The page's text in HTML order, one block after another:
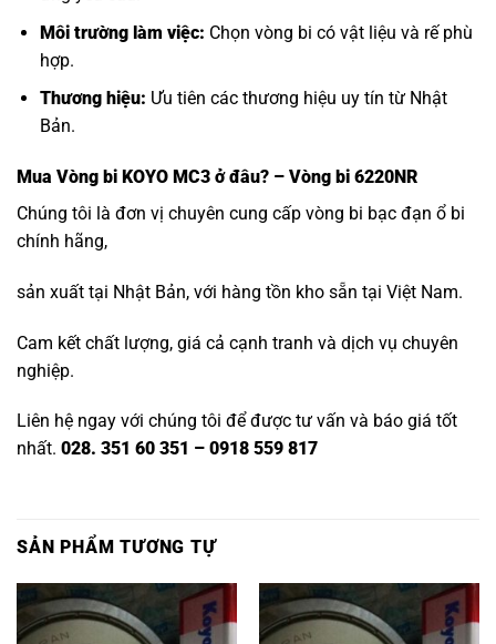
Môi trường làm việc: Chọn vòng bi có vật liệu và rế phù
hợp.
Thương hiệu: Ưu tiên các thương hiệu uy tín từ Nhật
Bản.
Mua Vòng bi KOYO MC3 ở đâu? – Vòng bi 6220NR
Chúng tôi là đơn vị chuyên cung cấp vòng bi bạc đạn ổ bi
chính hãng,
sản xuất tại Nhật Bản, với hàng tồn kho sẵn tại Việt Nam.
Cam kết chất lượng, giá cả cạnh tranh và dịch vụ chuyên
nghiệp.
Liên hệ ngay với chúng tôi để được tư vấn và báo giá tốt
nhất. 028. 351 60 351 – 0918 559 817
SẢN PHẨM TƯƠNG TỰ